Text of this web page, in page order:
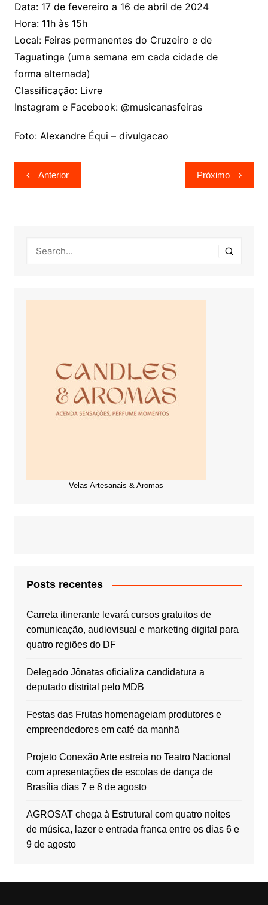
Data: 17 de fevereiro a 16 de abril de 2024
Hora: 11h às 15h
Local: Feiras permanentes do Cruzeiro e de
Taguatinga (uma semana em cada cidade de
forma alternada)
Classificação: Livre
Instagram e Facebook: @musicanasfeiras
Foto: Alexandre Équi – divulgacao
Navegação
de
Anterior Próximo
Velas Artesanais & Aromas
Posts recentes
Carreta itinerante levará cursos gratuitos de
comunicação, audiovisual e marketing digital para
quatro regiões do DF
Delegado Jônatas oficializa candidatura a
deputado distrital pelo MDB
Festas das Frutas homenageiam produtores e
empreendedores em café da manhã
Projeto Conexão Arte estreia no Teatro Nacional
com apresentações de escolas de dança de
Brasília dias 7 e 8 de agosto
AGROSAT chega à Estrutural com quatro noites
de música, lazer e entrada franca entre os dias 6 e
9 de agosto